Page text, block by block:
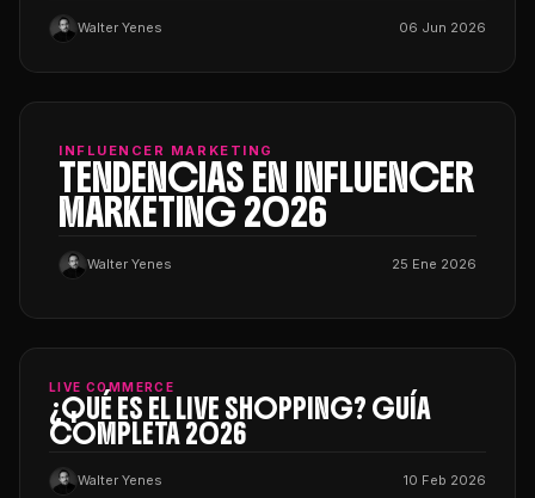
Walter Yenes 06 Jun 2026
INFLUENCER MARKETING
TENDENCIAS EN INFLUENCER
MARKETING 2026
Walter Yenes 25 Ene 2026
LIVE COMMERCE
¿QUÉ ES EL LIVE SHOPPING? GUÍA
COMPLETA 2026
Walter Yenes 10 Feb 2026